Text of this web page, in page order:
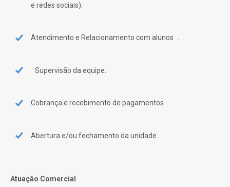
e redes sociais).
Atendimento e Relacionamento com alunos .
Supervisão da equipe.
Cobrança e recebimento de pagamentos.
Abertura e/ou fechamento da unidade.
Atuação Comercial